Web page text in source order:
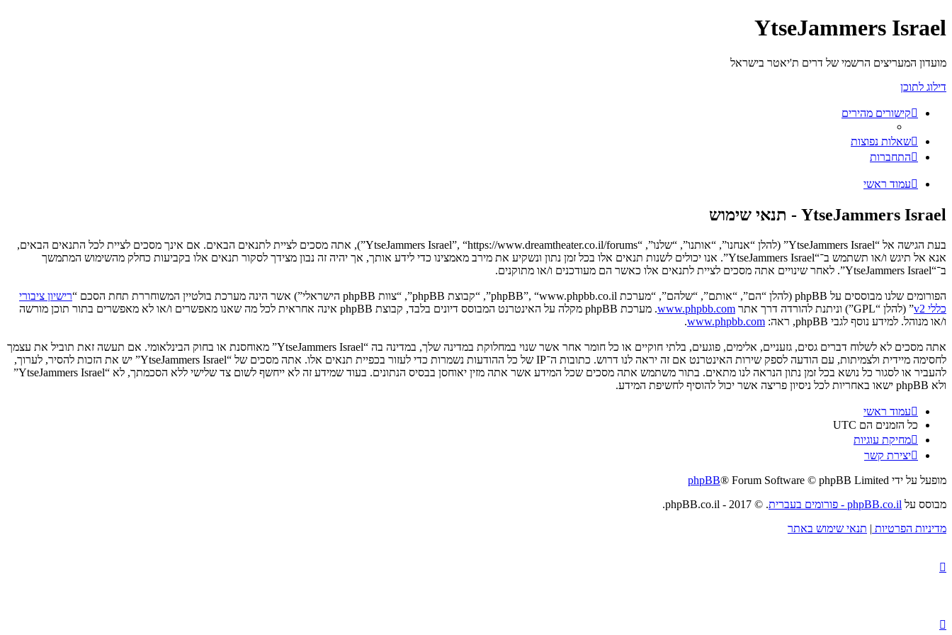
YtseJammers Israel
מועדון המעריצים הרשמי של דרים ת'יאטר בישראל
דילוג לתוכן
קישורים מהירים
שאלות נפוצות
התחברות
עמוד ראשי
YtseJammers Israel - תנאי שימוש
בעת הגישה אל “YtseJammers Israel” (להלן “אנחנו”, “אותנו”, “שלנו”, “YtseJammers Israel”, “https://www.dreamtheater.co.il/forums”), אתה מסכים לציית לתנאים הבאים. אם אינך מסכים לציית לכל התנאים הבאים,
אנא אל תיגש ו/או תשתמש ב־“YtseJammers Israel”. אנו יכולים לשנות תנאים אלו בכל זמן נתון ונשקיע את מירב מאמצינו כדי לידע אותך, אך יהיה זה נבון מצידך לסקור תנאים אלו בקביעות כחלק מהשימוש המתמשך
ב־“YtseJammers Israel”. לאחר שינויים אתה מסכים לציית לתנאים אלו כאשר הם מעודכנים ו/או מתוקנים.
הפורומים שלנו מבוססים על phpBB (להלן “הם”, “אותם”, “שלהם”, “מערכת phpBB”, “www.phpbb.co.il”, “קבוצת phpBB”, “צוות phpBB הישראלי”) אשר הינה מערכת בולטיין המשוחררת תחת הסכם “
רישיון ציבורי
כללי v2
” (להלן “GPL”) וניתנת להורדה דרך אתר www.phpbb.com
. מערכת phpBB מקלה על האינטרנט המבוסס דיונים בלבד, קבוצת phpBB אינה אחראית לכל מה שאנו מאפשרים ו/או לא מאפשרים בתור תוכן מורשה
ו/או מנוהל. למידע נוסף לגבי phpBB, ראה:
www.phpbb.com
.
אתה מסכים לא לשלוח דברים גסים, גזעניים, אלימים, פוגעים, בלתי חוקיים או כל חומר אחר אשר שנוי במחלוקת במדינה שלך, במדינה בה “YtseJammers Israel” מאוחסנת או בחוק הבינלאומי. אם תעשה זאת תוביל את עצמך
לחסימה מיידית ולצמיתות, עם הודעה לספק שירות האינטרנט אם זה יראה לנו דרוש. כתובות ה־IP של כל ההודעות נשמרות כדי לעזור בכפיית תנאים אלו. אתה מסכים של “YtseJammers Israel” יש את הזכות להסיר, לערוך,
להעביר או לסגור כל נושא בכל זמן נתון הנראה לנו מתאים. בתור משתמש אתה מסכים שכל המידע אשר אתה מזין יאוחסן בבסיס הנתונים. בעוד שמידע זה לא ייחשף לשום צד שלישי ללא הסכמתך, לא “YtseJammers Israel”
ולא phpBB ישאו באחריות לכל ניסיון פריצה אשר יכול להוסיף לחשיפת המידע.
עמוד ראשי
כל הזמנים הם UTC
מחיקת עוגיות
יצירת קשר
מופעל על ידי phpBB® Forum Software © phpBB Limited
מבוסס על phpBB.co.il - פורומים בעברית
. © 2017 - phpBB.co.il.
מדיניות הפרטיות | תנאי שימוש באתר